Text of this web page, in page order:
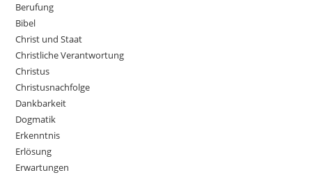
Berufung
Bibel
Christ und Staat
Christliche Verantwortung
Christus
Christusnachfolge
Dankbarkeit
Dogmatik
Erkenntnis
Erlösung
Erwartungen